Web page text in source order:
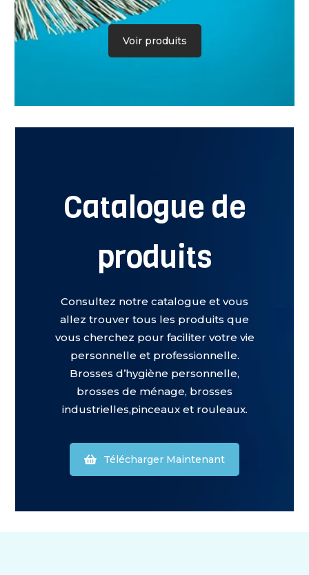
Voir produits
Catalogue de
produits
Consultez notre catalogue et vous
allez trouver tous les produits que
vous cherchez pour faciliter votre vie
personnelle et professionnelle.
Brosses d’hygiène personnelle,
brosses de ménage, brosses
industrielles,pinceaux et rouleaux.
Télécharger Maintenant